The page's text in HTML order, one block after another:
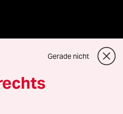
Gerade nicht